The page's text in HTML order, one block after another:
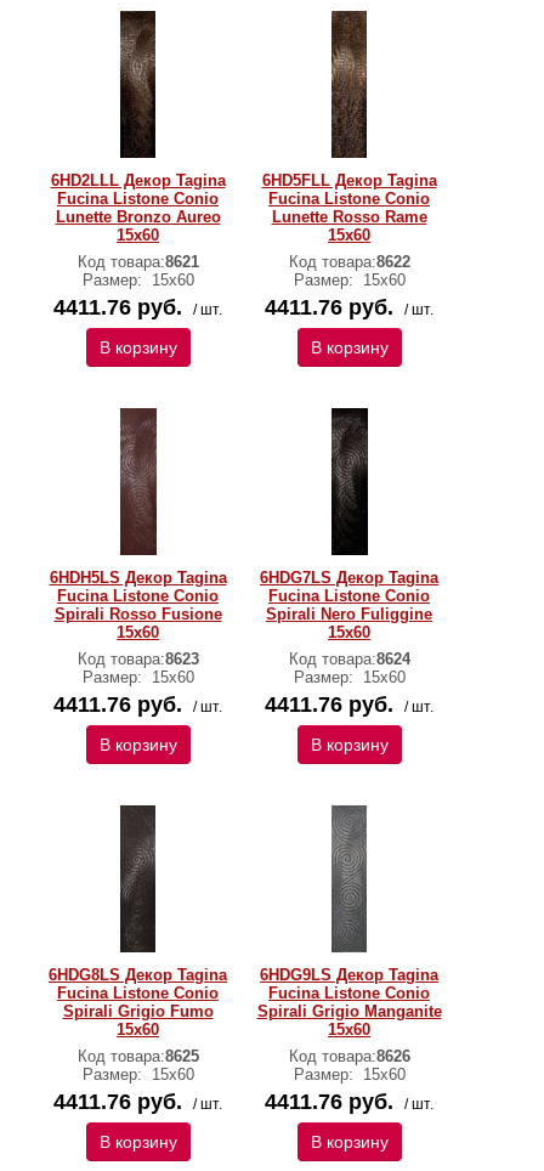
6HD2LLL Декор Tagina
Fucina Listone Conio
Lunette Bronzo Aureo
15x60
Код товара:8621
Размер:
15x60
4411.76 руб. / шт.
В корзину
6HD5FLL Декор Tagina
Fucina Listone Conio
Lunette Rosso Rame
15x60
Код товара:8622
Размер:
15x60
4411.76 руб. / шт.
В корзину
6HDH5LS Декор Tagina
Fucina Listone Conio
Spirali Rosso Fusione
15x60
Код товара:8623
Размер:
15x60
4411.76 руб. / шт.
В корзину
6HDG7LS Декор Tagina
Fucina Listone Conio
Spirali Nero Fuliggine
15x60
Код товара:8624
Размер:
15x60
4411.76 руб. / шт.
В корзину
6HDG8LS Декор Tagina
Fucina Listone Conio
Spirali Grigio Fumo
15x60
Код товара:8625
Размер:
15x60
4411.76 руб. / шт.
В корзину
6HDG9LS Декор Tagina
Fucina Listone Conio
Spirali Grigio Manganite
15x60
Код товара:8626
Размер:
15x60
4411.76 руб. / шт.
В корзину